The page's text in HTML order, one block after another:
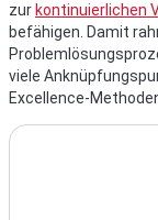
zur kontinuierlichen
befähigen. Damit
viele
Excellence-